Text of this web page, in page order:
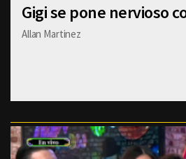
Gigi se pone nervioso
Allan Martinez